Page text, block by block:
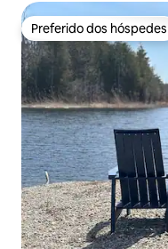
Preferido dos hóspedes
Preferido dos hóspedes